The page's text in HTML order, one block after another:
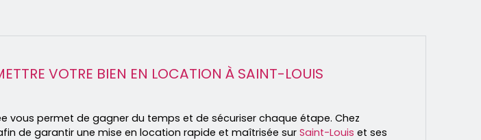
VOTRE BIEN EN LOCATION À SAINT-LOUIS
vous permet de gagner du temps et de sécuriser chaque étape. Chez
de garantir une mise en location rapide et maîtrisée sur Saint-Louis et ses